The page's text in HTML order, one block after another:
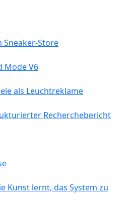
Sneaker-Store
Mode V6
als Leuchtreklame
Recherchebericht
Kunst lernt, das System zu